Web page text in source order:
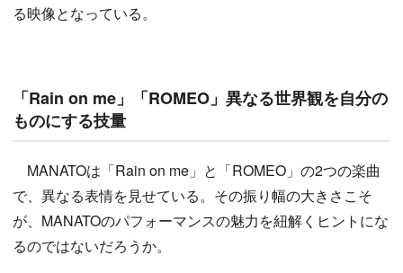
る映像となっている。
「Rain on me」「ROMEO」異なる世界観を自分の
ものにする技量
MANATOは「Rain on me」と「ROMEO」の2つの楽曲
で、異なる表情を見せている。その振り幅の大きさこそ
が、MANATOのパフォーマンスの魅力を紐解くヒントにな
るのではないだろうか。